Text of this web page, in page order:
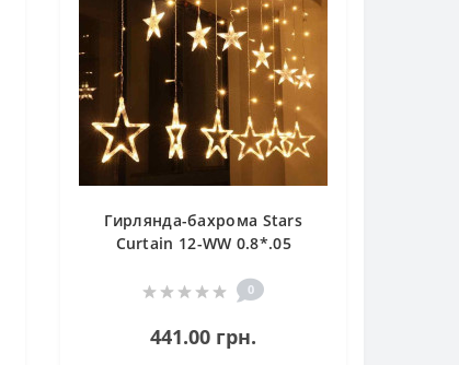
Гирлянда-бахрома Stars
Curtain 12-WW 0.8*.05
0
441.00 грн.